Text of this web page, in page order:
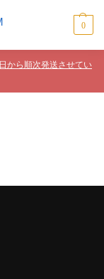
0
から順次発送させてい